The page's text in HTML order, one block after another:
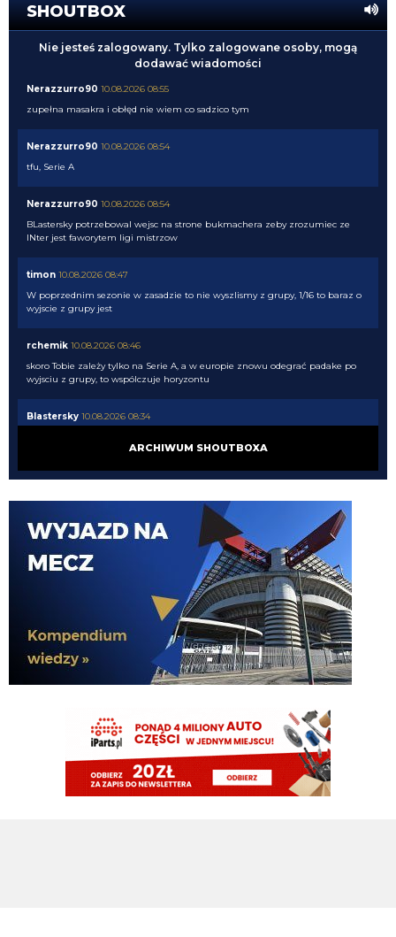
SHOUTBOX
Nie jesteś zalogowany. Tylko zalogowane osoby, mogą
dodawać wiadomości
Nerazzurro90 10.08.2026 08:55
zupełna masakra i obłęd nie wiem co sadzico tym
Nerazzurro90 10.08.2026 08:54
tfu, Serie A
Nerazzurro90 10.08.2026 08:54
BLastersky potrzebowal wejsc na strone bukmachera zeby zrozumiec ze
INter jest faworytem ligi mistrzow
timon 10.08.2026 08:47
W poprzednim sezonie w zasadzie to nie wyszlismy z grupy, 1/16 to baraz o
wyjscie z grupy jest
rchemik 10.08.2026 08:46
skoro Tobie zależy tylko na Serie A, a w europie znowu odegrać padake po
wyjsciu z grupy, to wspólczuje horyzontu
Blastersky 10.08.2026 08:34
jesteśmy Zdecydowanym faworytem do wygrania ligi na ten moment mimo
kolejny wynalazek z Ligue 1... dajcie spokój
Rebelde 10.08.2026 07:57
Patrzac na jego statystki, bardziej 2,5mln
Tifosinho 10.08.2026 07:54
Zgaduję, że wyceniany na 25mln euro
timon 10.08.2026 07:33
bocznego obrońcy, Lamine Sy. 🇫🇷
10.08.2026 07:32
Maszyna losująca uległa awarii podobno, więc Ausilio wrócił do tego co
potrafi najlepiej
ARCHIWUM SHOUTBOXA